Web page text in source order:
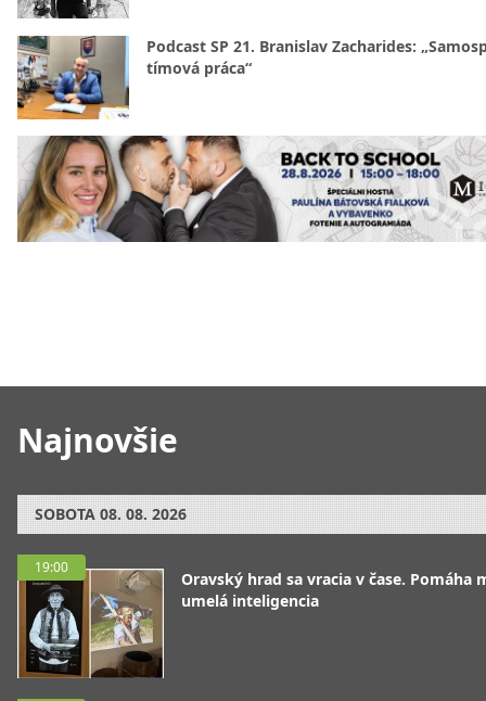
Najnovšie
SOBOTA 08. 08. 2026
19:00
Oravský hrad sa vracia v čase. Pomáha
umelá inteligencia
Podcast SP 21. Branislav Zacharides:
tímová práca“